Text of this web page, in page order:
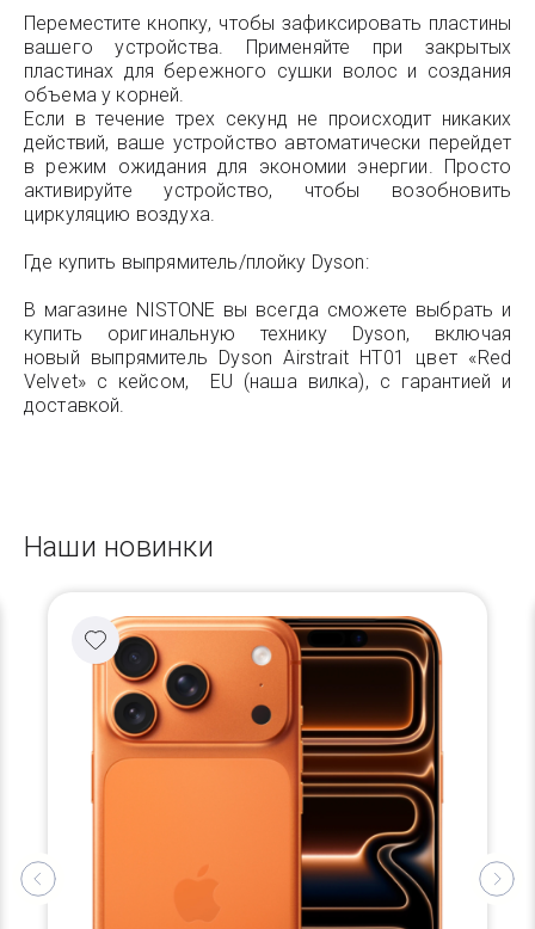
Переместите кнопку, чтобы зафиксировать пластины
вашего устройства. Применяйте при закрытых
пластинах для бережного сушки волос и создания
объема у корней.
Если в течение трех секунд не происходит никаких
действий, ваше устройство автоматически перейдет
в режим ожидания для экономии энергии. Просто
активируйте устройство, чтобы возобновить
циркуляцию воздуха.
Где купить выпрямитель/плойку Dyson:
В магазине NISTONE вы всегда сможете выбрать и
купить оригинальную технику Dyson, включая
новый выпрямитель Dyson Airstrait HT01 цвет «Red
Velvet» с кейсом, EU (наша вилка), с гарантией и
доставкой.
Наши новинки